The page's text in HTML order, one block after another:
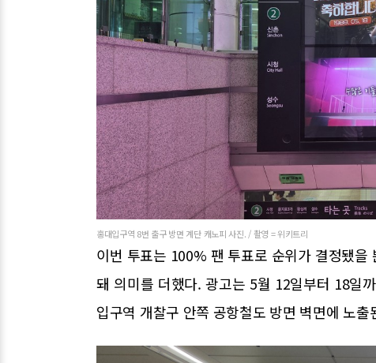
홍대입구역 8번 출구 방면 계단 캐노피 사진. / 촬영 = 위키트리
이번 투표는 100% 팬 투표로 순위가 결정됐
돼 의미를 더했다. 광고는 5월 12일부터 18
입구역 개찰구 안쪽 공항철도 방면 벽면에 노출